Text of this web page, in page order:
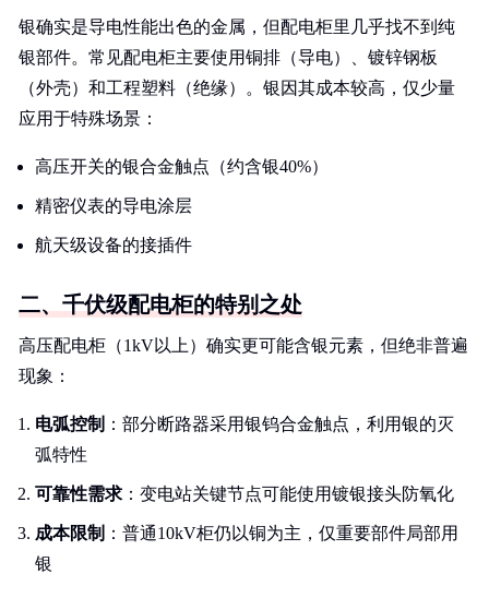
银确实是导电性能出色的金属，但配电柜里几乎找不到纯
银部件。常见配电柜主要使用铜排（导电）、镀锌钢板
（外壳）和工程塑料（绝缘）。银因其成本较高，仅少量
应用于特殊场景：
高压开关的银合金触点（约含银40%）
精密仪表的导电涂层
航天级设备的接插件
二、千伏级配电柜的特别之处
高压配电柜（1kV以上）确实更可能含银元素，但绝非普遍
现象：
电弧控制 ：部分断路器采用银钨合金触点，利用银的灭
弧特性
可靠性需求 ：变电站关键节点可能使用镀银接头防氧化
成本限制 ：普通10kV柜仍以铜为主，仅重要部件局部用
银